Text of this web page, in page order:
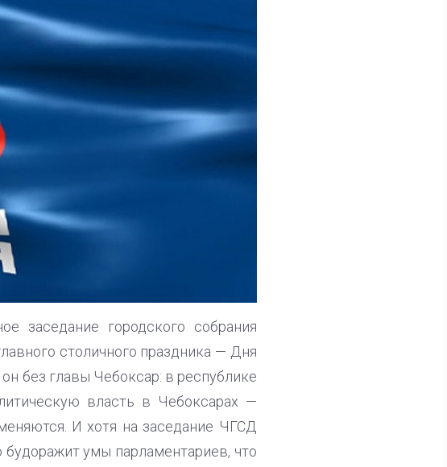
заседание городского собрания
столичного праздника — Дня
без главы Чебоксар: в республике
власть в Чебоксарах —
И хотя на заседание ЧГСД
умы парламентариев, что